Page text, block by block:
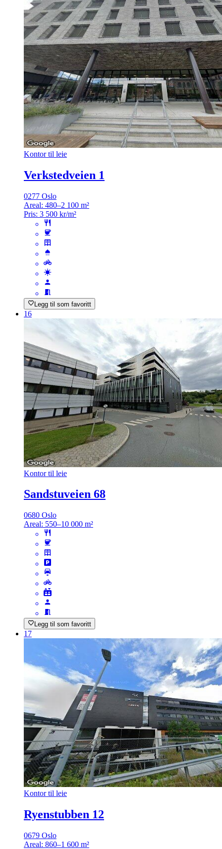
Kontor til leie
Verkstedveien 1
0277 Oslo
Areal: 480–2 100 m²
Pris: 3 500 kr/m²
Legg til som favoritt
16
Kontor til leie
Sandstuveien 68
0680 Oslo
Areal: 550–10 000 m²
Legg til som favoritt
17
Kontor til leie
Ryenstubben 12
0679 Oslo
Areal: 860–1 600 m²